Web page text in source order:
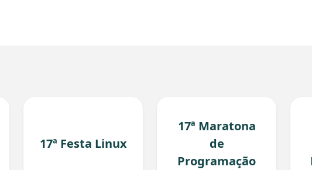
17ª Festa Linux
17ª Maratona
de
Programação